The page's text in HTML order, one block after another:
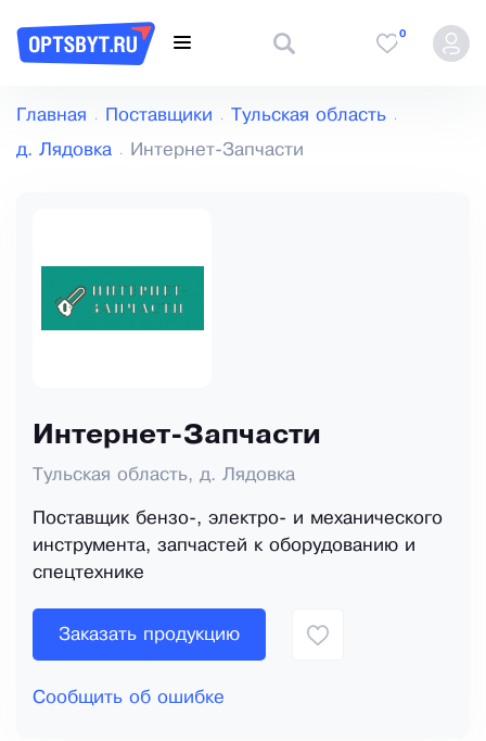
0
Главная Поставщики Тульская область
д. Лядовка Интернет-Запчасти
Интернет-Запчасти
Тульская область, д. Лядовка
Поставщик бензо-, электро- и механического
инструмента, запчастей к оборудованию и
спецтехнике
Заказать продукцию
Сообщить об ошибке